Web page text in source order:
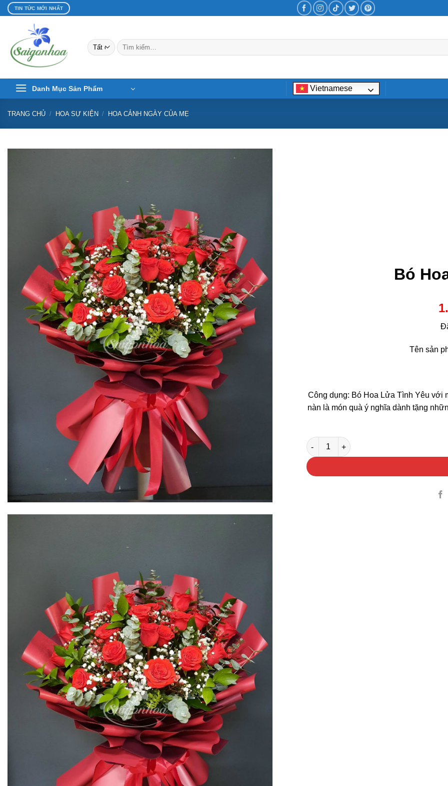
Bỏ
qua
dung
TIN TỨC MỚI NHẤT
Tìm
kiếm:
Danh Mục Sản Phẩm Vietnamese
TRANG CHỦ / HOA SỰ KIỆN / HOA CẢNH NGÀY CỦA MẸ
Bó
Tên sản
Công dụng: Bó Hoa Lửa Tình Yêu với
nàn là món quà ý nghĩa dành tặng
Bó Hoa Lửa Tình Yêu số lượng